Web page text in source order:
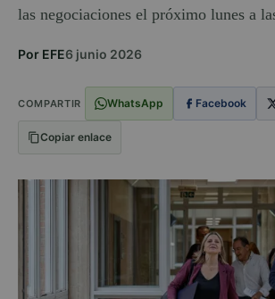
las negociaciones el próximo lunes a
Por EFE6 junio 2026
COMPARTIR WhatsApp Facebook
Copiar enlace